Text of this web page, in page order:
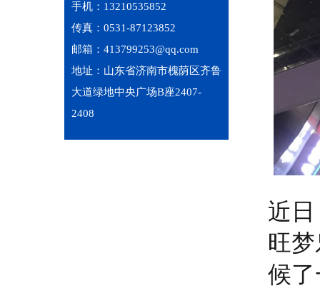
手机：13210535852
传真：0531-87123852
邮箱：413799253@qq.com
地址：山东省济南市槐荫区齐鲁
大道绿地中央广场B座2407-
2408
近
旺
候